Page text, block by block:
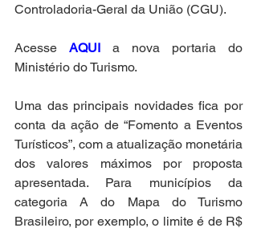
Controladoria-Geral da União (CGU).
Acesse AQUI a nova portaria do
Ministério do Turismo.
Uma das principais novidades fica por
conta da ação de “Fomento a Eventos
Turísticos”, com a atualização monetária
dos valores máximos por proposta
apresentada. Para municípios da
categoria A do Mapa do Turismo
Brasileiro, por exemplo, o limite é de R$